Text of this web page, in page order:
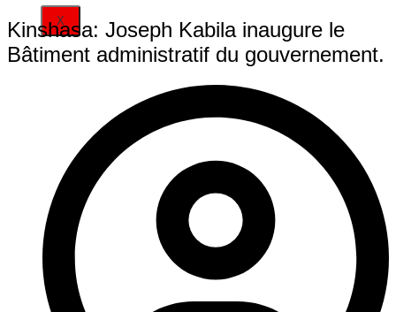
X
Kinshasa: Joseph Kabila inaugure le
Bâtiment administratif du gouvernement.